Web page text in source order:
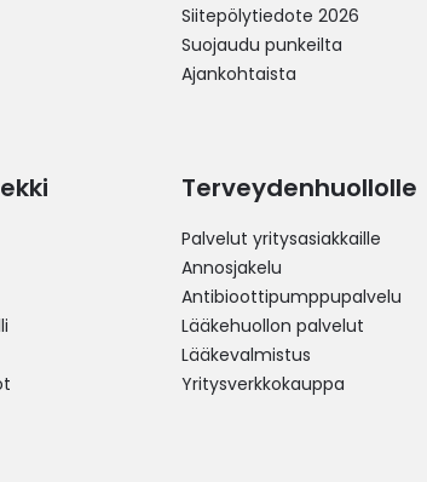
Siitepölytiedote 2026
Suojaudu punkeilta
Ajankohtaista
Terveydenhuollolle
Palvelut yritysasiakkaille
Annosjakelu
Antibioottipumppupalvelu
Lääkehuollon palvelut
Lääkevalmistus
Yritysverkkokauppa